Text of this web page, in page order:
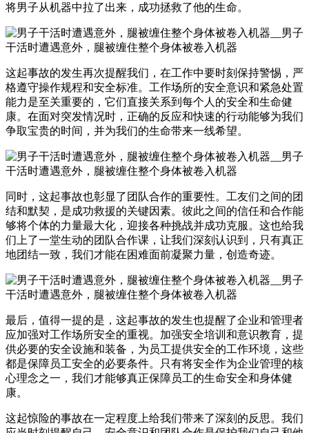
将男子从机器中拉了出来，成功拯救了他的生命。
这起事故的发生再次提醒我们，在工作中要时刻保持警惕，严
格遵守操作规程和安全标准。工作场所的安全意识和紧急处置
能力是至关重要的，它们直接关系到每个人的安全和生命健
康。在面对突发情况时，正确的反应和快速的行动能够为我们
争取宝贵的时间，并为我们的生命带来一线希望。
同时，这起事故也彰显了团队合作的重要性。工友们之间的团
结和默契，是成功救援的关键因素。彼此之间的信任和合作能
够将个体的力量最大化，迎接各种挑战并成功克服。这也给我
们上了一堂生动的团队合作课，让我们深刻认识到，只有真正
地团结一致，我们才能在困难面前凝聚力量，创造奇迹。
最后，值得一提的是，这起事故的发生也提醒了企业和管理者
应加强对工作场所安全的重视。加强安全培训和意识教育，提
供必要的安全设施和装备，为员工提供安全的工作环境，这些
都是保障员工安全的必要条件。只有将安全作为企业管理的核
心理念之一，我们才能够真正保障员工的生命安全和身体健
康。
这起惊险的事故在一定程度上给我们带来了深刻的反思。我们